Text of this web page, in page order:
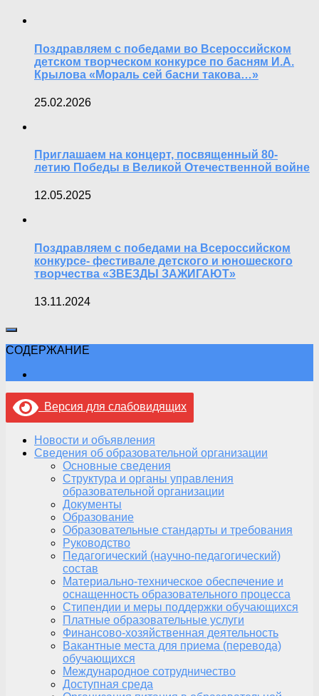
Поздравляем с победами во Всероссийском
детском творческом конкурсе по басням И.А.
Крылова «Мораль сей басни такова…»
25.02.2026
Приглашаем на концерт, посвященный 80-
летию Победы в Великой Отечественной войне
12.05.2025
Поздравляем с победами на Всероссийском
конкурсе- фестивале детского и юношеского
творчества «ЗВЕЗДЫ ЗАЖИГАЮТ»
13.11.2024
СОДЕРЖАНИЕ
Версия для слабовидящих
Новости и объявления
Сведения об образовательной организации
Основные сведения
Структура и органы управления
образовательной организации
Документы
Образование
Образовательные стандарты и требования
Руководство
Педагогический (научно-педагогический)
состав
Материально-техническое обеспечение и
оснащенность образовательного процесса
Стипендии и меры поддержки обучающихся
Платные образовательные услуги
Финансово-хозяйственная деятельность
Вакантные места для приема (перевода)
обучающихся
Международное сотрудничество
Доступная среда